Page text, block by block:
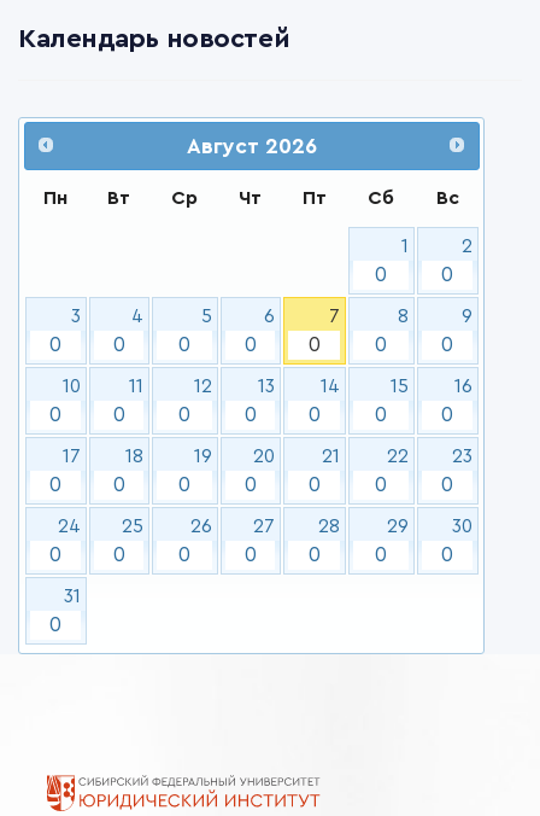
Календарь новостей
Август 2026
Пн Вт Ср Чт Пт Сб Вс
1
0
2
0
3
0
4
0
5
0
6
0
7
0
8
0
9
0
10
0
11
0
12
0
13
0
14
0
15
0
16
0
17
0
18
0
19
0
20
0
21
0
22
0
23
0
24
0
25
0
26
0
27
0
28
0
29
0
30
0
31
0